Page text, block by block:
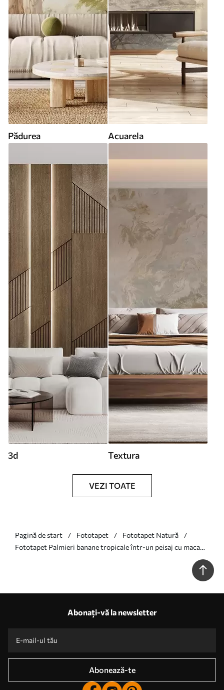
Pădurea Acuarela
3d Textura
VEZI TOATE
Pagină de start Fototapet
Fototapet Natură
Fototapet Palmieri banane tropicale într-un peisaj cu macaws
Abonați-vă la newsletter
Abonează-te